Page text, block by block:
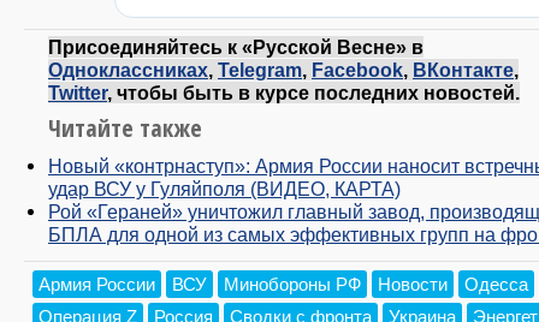
Присоединяйтесь к «Русской Весне» в
Одноклассниках, Telegram, Facebook, ВКонтакте,
Twitter, чтобы быть в курсе последних новостей.
Читайте также
Новый «контрнаступ»: Армия России наносит
удар ВСУ у Гуляйполя (ВИДЕО, КАРТА)
Рой «Гераней» уничтожил главный завод,
БПЛА для одной из самых эффективных групп на
Армия России ВСУ Минобороны РФ Новости
Одесса
Операция Z
Россия Сводки с фронта Украина